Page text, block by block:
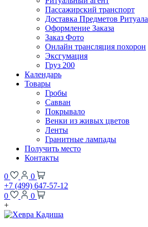
Пассажирский транспорт
Доставка Предметов Ритуала
Оформление Заказа
Заказ Фото
Онлайн трансляция похорон
Эксгумация
Груз 200
Календарь
Товары
Гробы
Савван
Покрывало
Венки из живых цветов
Ленты
Гранитные лампады
Получить место
Контакты
0
0
+7 (499) 647-57-12
0
0
+